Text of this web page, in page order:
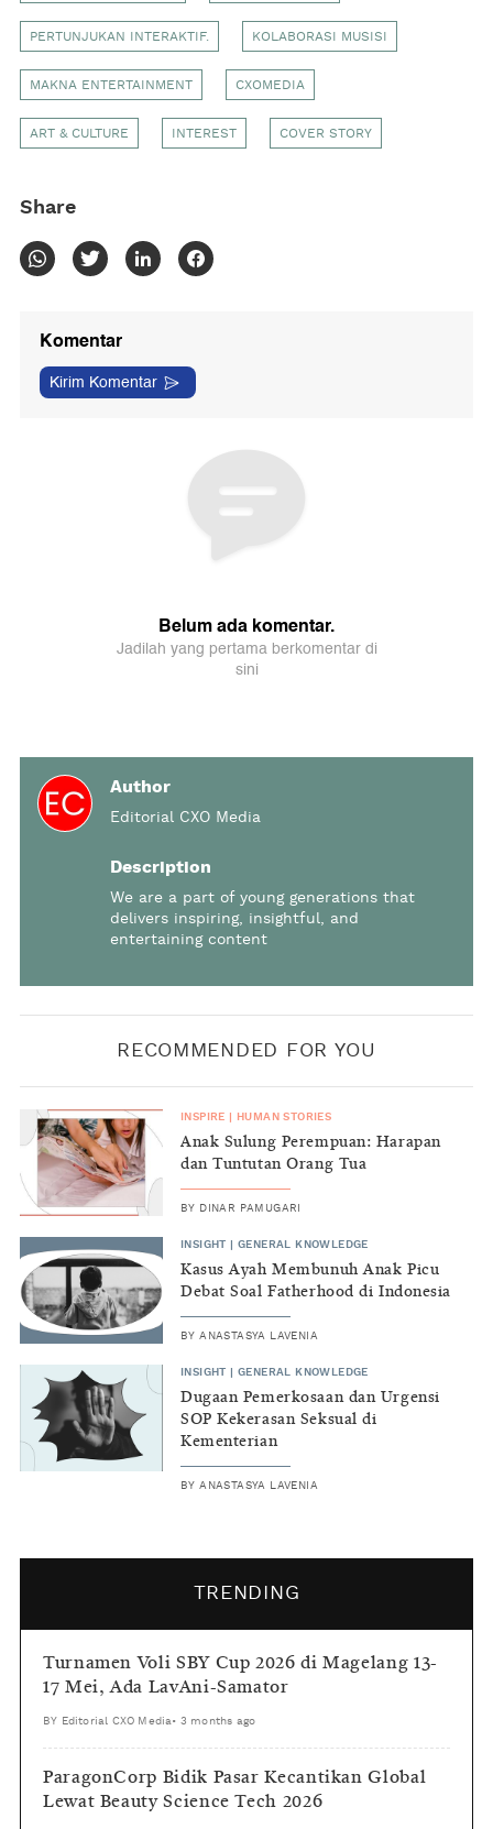
PERTUNJUKAN INTERAKTIF. KOLABORASI MUSISI
MAKNA ENTERTAINMENT CXOMEDIA
ART & CULTURE INTEREST COVER STORY
Share
Author
Editorial CXO Media
Description
We are a part of young generations that
delivers inspiring, insightful, and
entertaining content
RECOMMENDED FOR YOU
INSPIRE HUMAN STORIES
Anak Sulung Perempuan: Harapan
dan Tuntutan Orang Tua
BY DINAR PAMUGARI
INSIGHT |GENERAL KNOWLEDGE
Kasus Ayah Membunuh Anak Picu
Debat Soal Fatherhood di Indonesia
BYANASTASYA LAVENIA
INSIGHT |GENERAL KNOWLEDGE
Dugaan Pemerkosaan dan Urgensi
SOP Kekerasan Seksual di
Kementerian
BYANASTASYA LAVENIA
TRENDING
Turnamen Voli SBY Cup 2026 di Magelang 13-
17 Mei, Ada LavAni-Samator
BY Editorial CXO Media • 3 months ago
ParagonCorp Bidik Pasar Kecantikan Global
Lewat Beauty Science Tech 2026